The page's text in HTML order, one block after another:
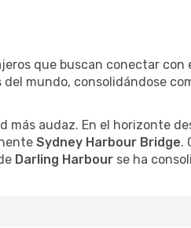
que buscan conectar con
mundo, consolidándose
más audaz. En el horizonte
Sydney Harbour Bridge.
Darling Harbour se ha